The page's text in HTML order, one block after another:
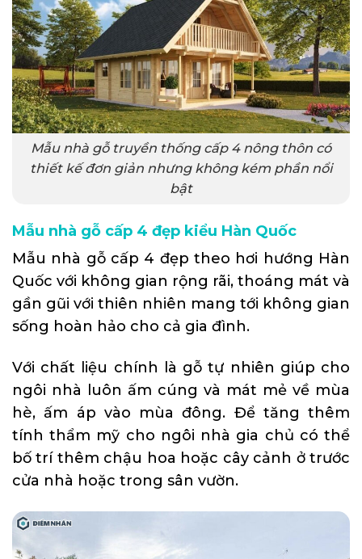
Mẫu nhà gỗ truyền thống cấp 4 nông thôn có
thiết kế đơn giản nhưng không kém phần nổi
bật
Mẫu nhà gỗ cấp 4 đẹp kiểu Hàn Quốc
Mẫu nhà gỗ cấp 4 đẹp theo hơi hướng Hàn
Quốc với không gian rộng rãi, thoáng mát và
gần gũi với thiên nhiên mang tới không gian
sống hoàn hảo cho cả gia đình.
Với chất liệu chính là gỗ tự nhiên giúp cho
ngôi nhà luôn ấm cúng và mát mẻ về mùa
hè, ấm áp vào mùa đông. Để tăng thêm
tính thẩm mỹ cho ngôi nhà gia chủ có thể
bố trí thêm chậu hoa hoặc cây cảnh ở trước
cửa nhà hoặc trong sân vườn.